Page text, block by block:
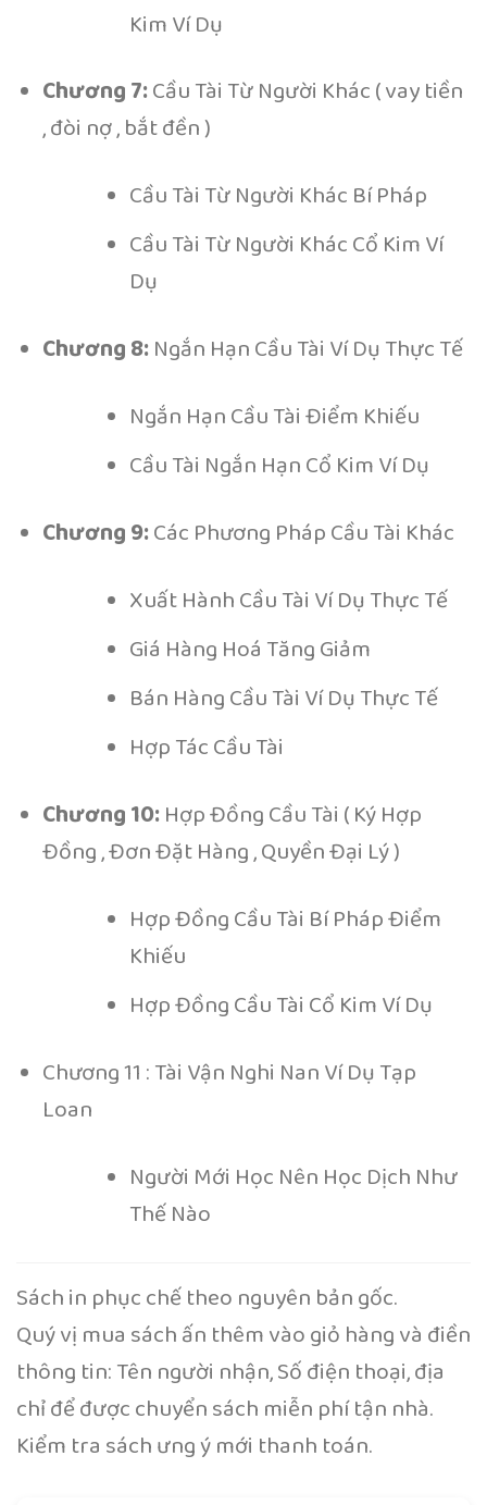
Kim Ví Dụ
Chương 7:Cầu Tài Từ Người Khác ( vay tiền
, đòi nợ , bắt đền )
Cầu Tài Từ Người Khác Bí Pháp
Cầu Tài Từ Người Khác Cổ Kim Ví
Dụ
Chương 8: Ngắn Hạn Cầu Tài Ví Dụ Thực Tế
Ngắn Hạn Cầu Tài Điểm Khiếu
Cầu Tài Ngắn Hạn Cổ Kim Ví Dụ
Chương 9:Các Phương Pháp Cầu Tài Khác
Xuất Hành Cầu Tài Ví Dụ Thực Tế
Giá Hàng Hoá Tăng Giảm
Bán Hàng Cầu Tài Ví Dụ Thực Tế
Hợp Tác Cầu Tài
Chương 10: Hợp Đồng Cầu Tài ( Ký Hợp
Đồng , Đơn Đặt Hàng , Quyền Đại Lý )
Hợp Đồng Cầu Tài Bí Pháp Điểm
Khiếu
Hợp Đồng Cầu Tài Cổ Kim Ví Dụ
Chương 11 : Tài Vận Nghi Nan Ví Dụ Tạp
Loan
Người Mới Học Nên Học Dịch Như
Thế Nào
Sách in phục chế theo nguyên bản gốc.
Quý vị mua sách ấn thêm vào giỏ hàng và điền
thông tin: Tên người nhận, Số điện thoại, địa
chỉ để được chuyển sách miễn phí tận nhà.
Kiểm tra sách ưng ý mới thanh toán.